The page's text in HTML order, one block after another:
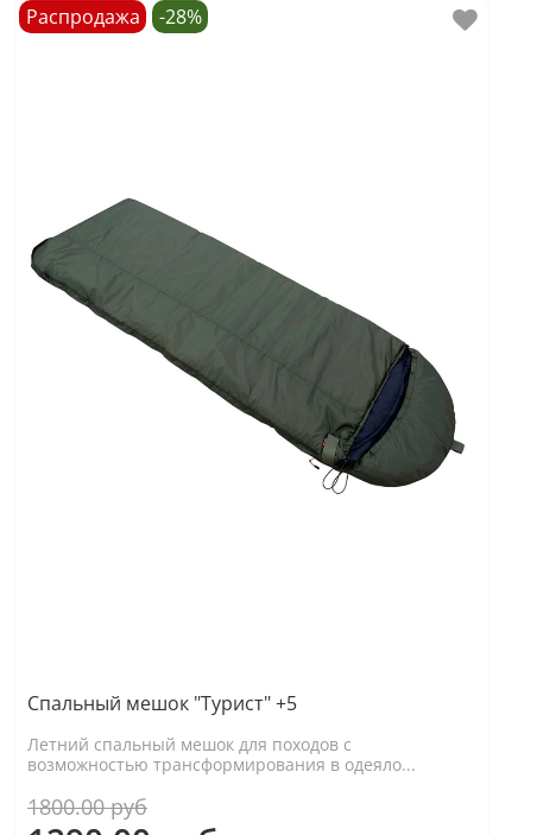
Распродажа -28%
Спальный мешок "Турист" +5
Летний спальный мешок для походов с
возможностью трансформирования в одеяло...
1800.00 руб